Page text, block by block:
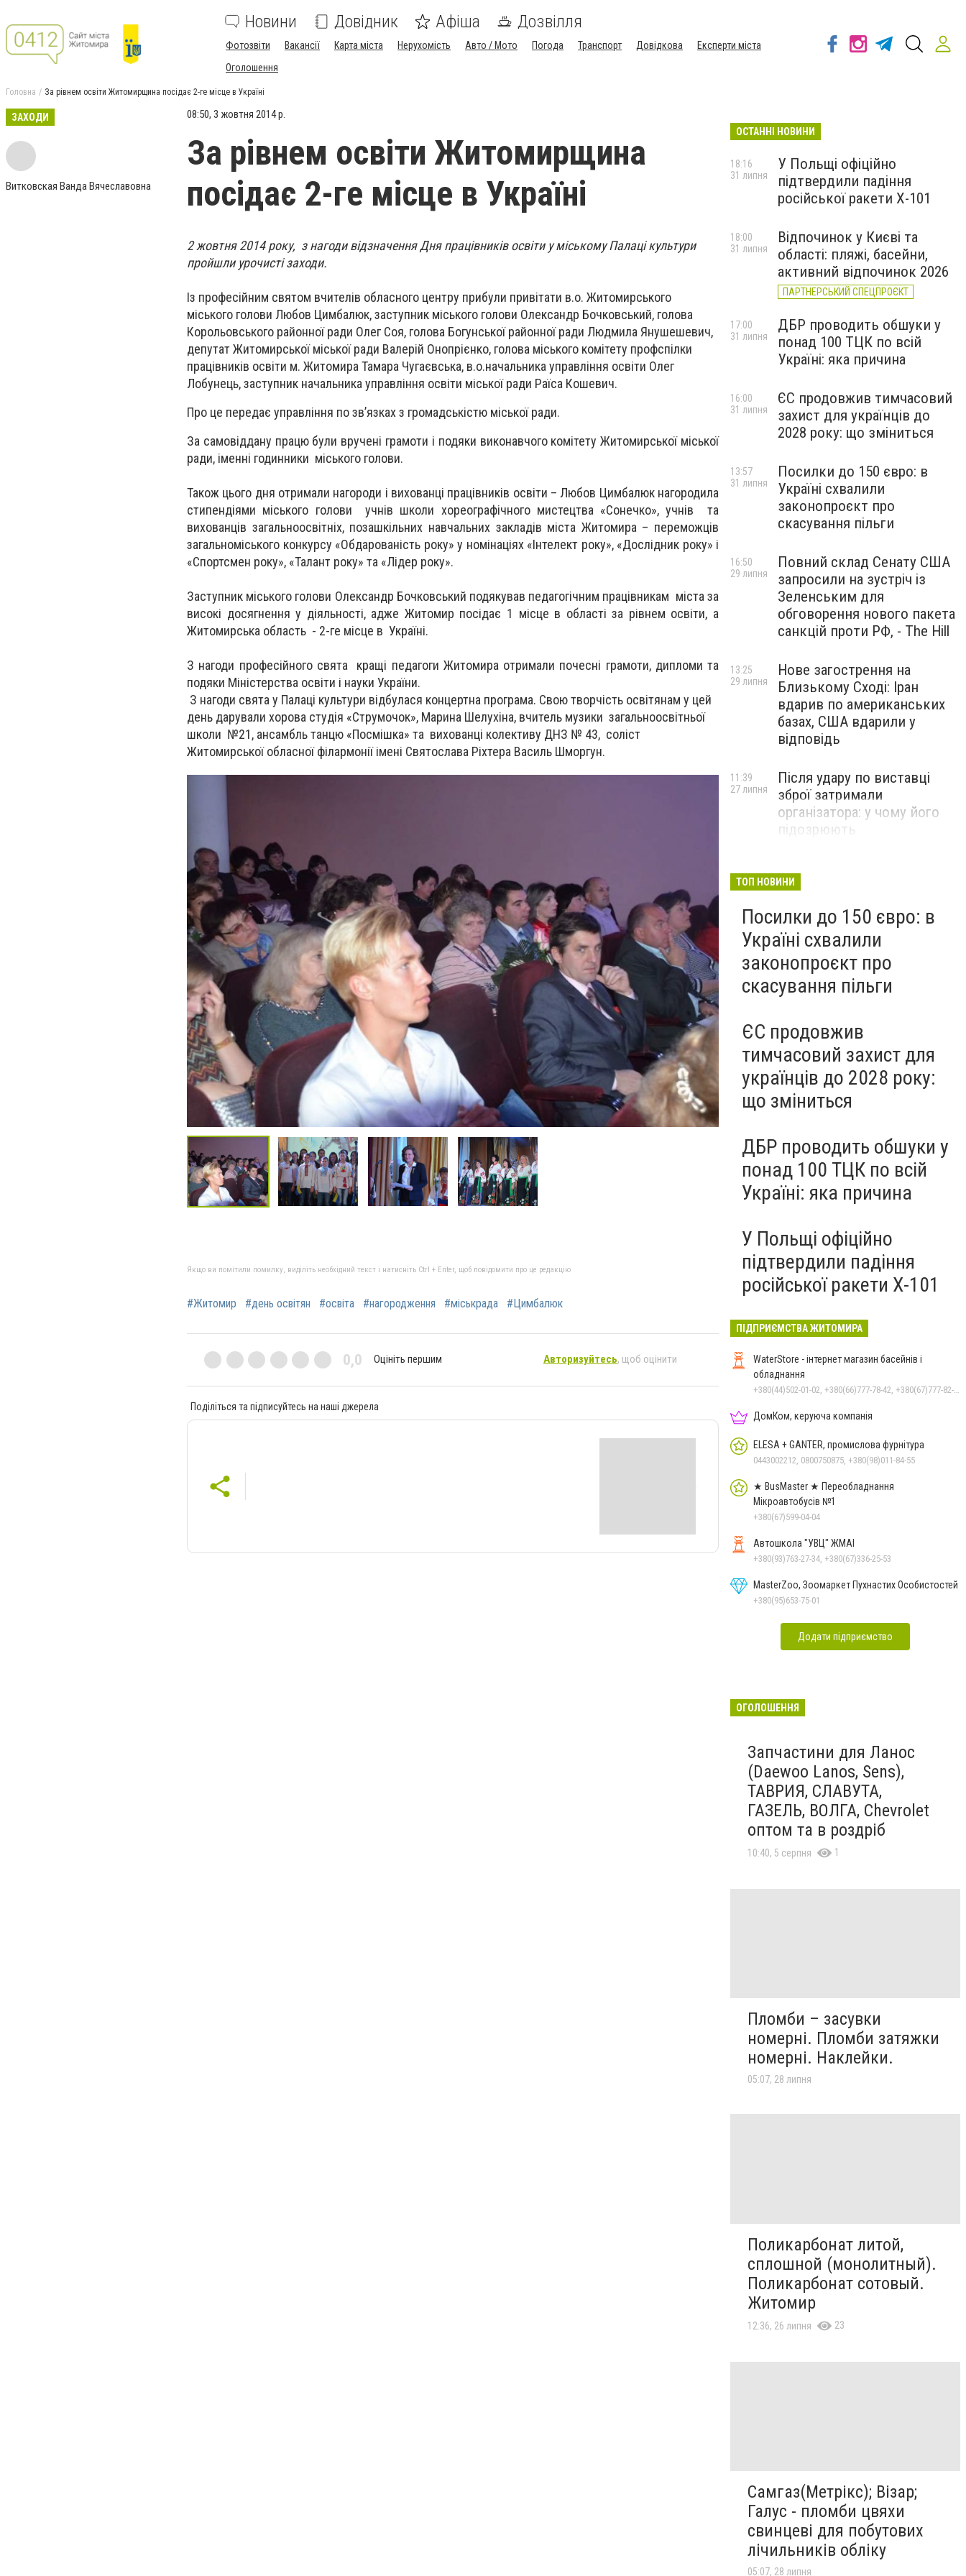
Новини Довідник Афіша Дозвілля
Фотозвіти Вакансії Карта міста Нерухомість Авто / Мото Погода Транспорт Довідкова
Експерти міста
Оголошення
Головна За рівнем освіти Житомирщина посідає 2-ге місце в Україні
ЗАХОДИ
Витковская Ванда Вячеславовна
08:50, 3 жовтня 2014 р.
За рівнем освіти Житомирщина
посідає 2-ге місце в Україні
2 жовтня 2014 року, з нагоди відзначення Дня працівників освіти у міському Палаці культури
пройшли урочисті заходи.
Із професійним святом вчителів обласного центру прибули привітати в.о. Житомирського
міського голови Любов Цимбалюк, заступник міського голови Олександр Бочковський, голова
Корольовського районної ради Олег Соя, голова Богунської районної ради Людмила Янушешевич,
депутат Житомирської міської ради Валерій Онопрієнко, голова міського комітету профспілки
працівників освіти м. Житомира Тамара Чугаєвська, в.о.начальника управління освіти Олег
Лобунець, заступник начальника управління освіти міської ради Раїса Кошевич.
Про це передає управління по зв’язках з громадськістю міської ради.
За самовіддану працю були вручені грамоти і подяки виконавчого комітету Житомирської міської
ради, іменні годинники міського голови.
Також цього дня отримали нагороди і вихованці працівників освіти – Любов Цимбалюк нагородила
стипендіями міського голови учнів школи хореографічного мистецтва «Сонечко», учнів та
вихованців загальноосвітніх, позашкільних навчальних закладів міста Житомира – переможців
загальноміського конкурсу «Обдарованість року» у номінаціях «Інтелект року», «Дослідник року» і
«Спортсмен року», «Талант року» та «Лідер року».
Заступник міського голови Олександр Бочковський подякував педагогічним працівникам міста за
високі досягнення у діяльності, адже Житомир посідає 1 місце в області за рівнем освіти, а
Житомирська область - 2-ге місце в Україні.
З нагоди професійного свята кращі педагоги Житомира отримали почесні грамоти, дипломи та
подяки Міністерства освіти і науки України.
З нагоди свята у Палаці культури відбулася концертна програма. Свою творчість освітянам у цей
день дарували хорова студія «Струмочок», Марина Шелухіна, вчитель музики загальноосвітньої
школи №21, ансамбль танцю «Посмішка» та вихованці колективу ДНЗ № 43, соліст
Житомирської обласної філармонії імені Святослава Ріхтера Василь Шморгун.
Якщо ви помітили помилку, виділіть необхідний текст і натисніть Ctrl + Enter, щоб повідомити про це редакцію
#Житомир #день освітян #освіта #нагородження #міськрада #Цимбалюк
0,0 Оцініть першим Авторизуйтесь, щоб оцінити
Поділіться та підписуйтесь на наші джерела
ОСТАННІ НОВИНИ
У Польщі офіційно
підтвердили падіння
російської ракети Х-101
18:16
31 липня
Відпочинок у Києві та
області: пляжі, басейни,
активний відпочинок 2026
ПАРТНЕРСЬКИЙ СПЕЦПРОЄКТ
18:00
31 липня
ДБР проводить обшуки у
понад 100 ТЦК по всій
Україні: яка причина
17:00
31 липня
ЄС продовжив тимчасовий
захист для українців до
2028 року: що зміниться
16:00
31 липня
Посилки до 150 євро: в
Україні схвалили
законопроєкт про
скасування пільги
13:57
31 липня
Повний склад Сенату США
запросили на зустріч із
Зеленським для
обговорення нового пакета
санкцій проти РФ, - The Hill
16:50
29 липня
Нове загострення на
Близькому Сході: Іран
вдарив по американських
базах, США вдарили у
відповідь
13:25
29 липня
Після удару по виставці
зброї затримали
організатора: у чому його
підозрюють
11:39
27 липня
ТОП НОВИНИ
Посилки до 150 євро: в
Україні схвалили
законопроєкт про
скасування пільги
ЄС продовжив
тимчасовий захист для
українців до 2028 року:
що зміниться
ДБР проводить обшуки у
понад 100 ТЦК по всій
Україні: яка причина
У Польщі офіційно
підтвердили падіння
російської ракети Х-101
ПІДПРИЄМСТВА ЖИТОМИРА
WaterStore - інтернет магазин басейнів і
обладнання
+380(44)502-01-02, +380(66)777-78-42, +380(67)777-82-19, +380(67)890-80-80, +380(73)890-80-80, +380(44)502-01-03
ДомКом, керуюча компанія
ELESA + GANTER, промислова фурнітура
0443002212, 0800750875, +380(98)011-84-55
★ BusMaster ★ Переобладнання
Мікроавтобусів №1
+380(67)599-04-04
Автошкола "УВЦ" ЖМАІ
+380(93)763-27-34, +380(67)336-25-53
MasterZoo, Зоомаркет Пухнастих Особистостей
+380(95)653-75-01
Додати підприємство
ОГОЛОШЕННЯ
Запчастини для Ланос
(Daewoo Lanos, Sens),
ТАВРИЯ, СЛАВУТА,
ГАЗЕЛЬ, ВОЛГА, Chevrolet
оптом та в роздріб
10:40, 5 серпня 1
Пломби – засувки
номерні. Пломби затяжки
номерні. Наклейки.
05:07, 28 липня
Поликарбонат литой,
сплошной (монолитный).
Поликарбонат сотовый.
Житомир
12:36, 26 липня 23
Самгаз(Метрікс); Візар;
Галус - пломби цвяхи
свинцеві для побутових
лічильників обліку
05:07, 28 липня